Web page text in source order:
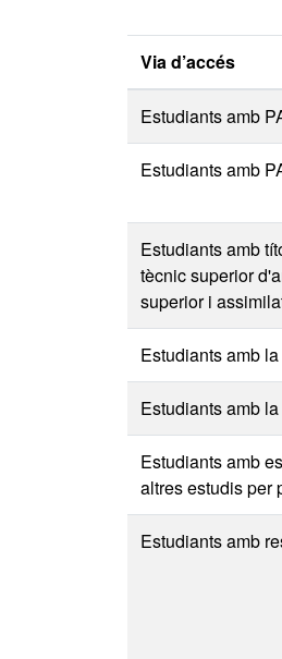
Via d’accés
Estudiants amb
Estudiants amb
Estudiants amb
tècnic superior
superior i
Estudiants amb
Estudiants amb
Estudiants amb
altres estudis per
Estudiants amb